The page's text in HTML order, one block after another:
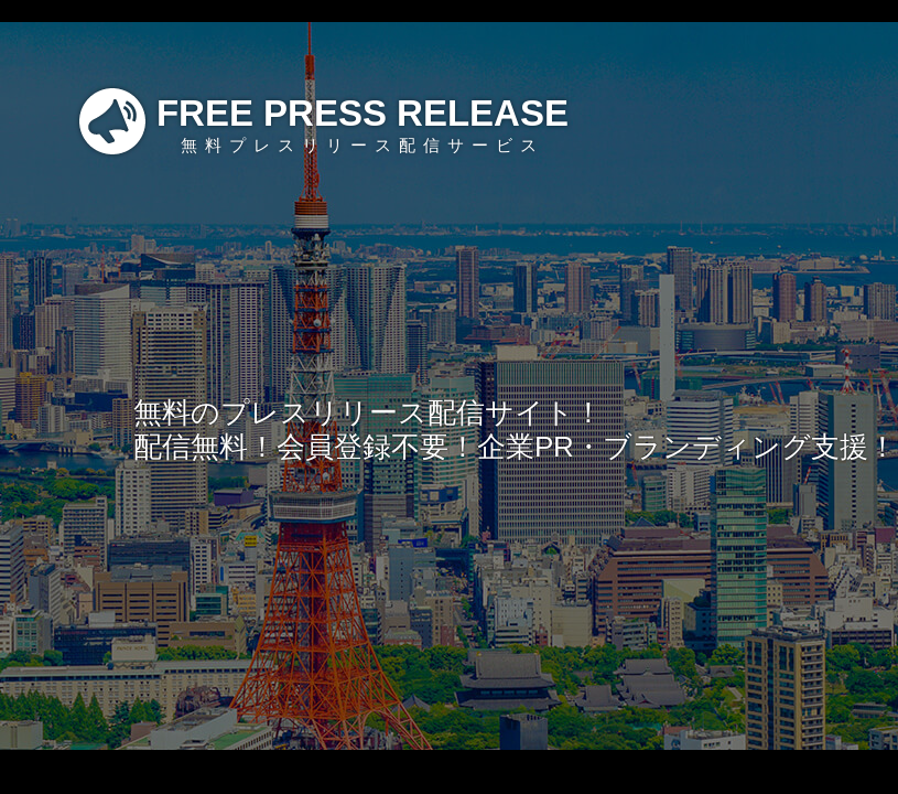
FREE PRESS RELEASE
無料プレスリリース配信サービス
無料のプレスリリース配信サイト！
配信無料！会員登録不要！企業PR・ブランディング支援！